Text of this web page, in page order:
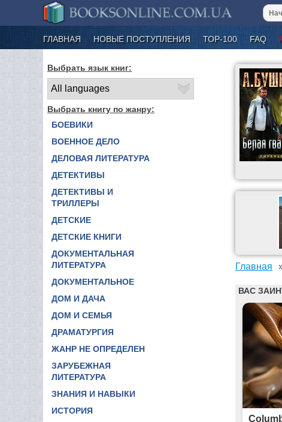
ГЛАВНАЯ НОВЫЕ ПОСТУПЛЕНИЯ ТОР-100 FAQ
Выбрать язык книг:
Выбрать книгу по жанру:
БОЕВИКИ
ВОЕННОЕ ДЕЛО
ДЕЛОВАЯ ЛИТЕРАТУРА
ДЕТЕКТИВЫ
ДЕТЕКТИВЫ И
ТРИЛЛЕРЫ
ДЕТСКИЕ
ДЕТСКИЕ КНИГИ
ДОКУМЕНТАЛЬНАЯ
ЛИТЕРАТУРА
ДОКУМЕНТАЛЬНОЕ
ДОМ И ДАЧА
ДОМ И СЕМЬЯ
ДРАМАТУРГИЯ
ЖАНР НЕ ОПРЕДЕЛЕН
ЗАРУБЕЖНАЯ
ЛИТЕРАТУРА
ЗНАНИЯ И НАВЫКИ
ИСТОРИЯ
Главная